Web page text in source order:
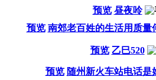
预览 昼夜呤
预览 南郊老百姓的生活用质量
预览 乙巳520
预览 随州新火车站电话是